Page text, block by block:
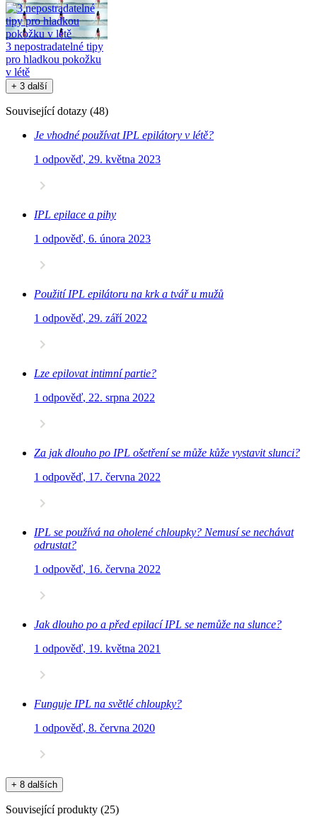
3 nepostradatelné tipy
pro hladkou pokožku
v létě
+ 3 další
Související dotazy (48)
Je vhodné používat IPL epilátory v létě?
1 odpověď, 29. května 2023
IPL epilace a pihy
1 odpověď, 6. února 2023
Použití IPL epilátoru na krk a tvář u mužů
1 odpověď, 29. září 2022
Lze epilovat intimní partie?
1 odpověď, 22. srpna 2022
Za jak dlouho po IPL ošetření se může kůže vystavit slunci?
1 odpověď, 17. června 2022
IPL se používá na oholené chloupky? Nemusí se nechávat
odrustat?
1 odpověď, 16. června 2022
Jak dlouho po a před epilací IPL se nemůže na slunce?
1 odpověď, 19. května 2021
Funguje IPL na světlé chloupky?
1 odpověď, 8. června 2020
+ 8 dalších
Související produkty (25)